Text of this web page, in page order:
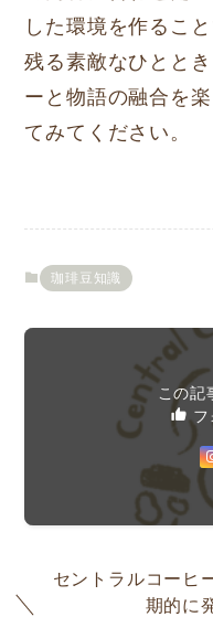
した環境を作るこ
残る素敵なひとと
ーと物語の融合を
てみてください。
珈琲豆知識
この記
セントラルコーヒ
期的に